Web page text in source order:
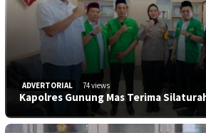
ADVERTORIAL 74 views
Kapolres Gunung Mas Terima